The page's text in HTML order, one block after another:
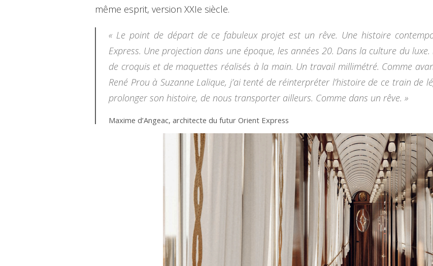
même esprit, version XXIe siècle.
« Le point de départ de ce fabuleux projet est un rêve. Une histoire
Express. Une projection dans une époque, les années 20. Dans la culture du
de croquis et de maquettes réalisés à la main. Un travail millimétré. Comme
René Prou à Suzanne Lalique, j’ai tenté de réinterpréter l’histoire de ce train de
prolonger son histoire, de nous transporter ailleurs. Comme dans un rêve. »
Maxime d’Angeac, architecte du futur Orient Express